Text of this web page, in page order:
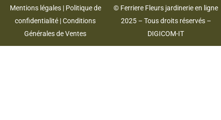
Mentions légales| Politique de
confidentialité |Conditions
Générales de Ventes
© Ferriere Fleurs jardinerie en ligne
2025 – Tous droits réservés –
DIGICOM-IT